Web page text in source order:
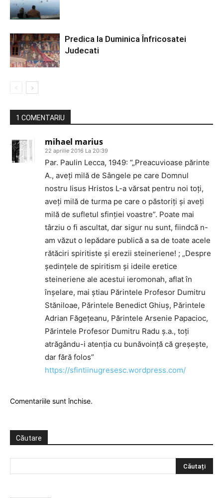
Predica la Duminica Înfricosatei
Judecati
1 COMENTARIU
mihael marius
22 aprilie 2016 La 20:39
Par. Paulin Lecca, 1949: “„Preacuvioase părinte
A., aveți milă de Sângele pe care Domnul
nostru Iisus ‎Hristos L-a vărsat pentru noi ‎toți,
aveți milă de turma pe care o păstoriți și aveți
‎milă de sufletul sfinției voastre”. Poate mai
târziu o fi ascultat, dar sigur ‎nu sunt, ‎fiindcă n-
am văzut o lepădare publică a sa de toate ‎acele
rătăciri spiritiste și erezii ‎steineriene! ; „Despre
ședințele de spiritism și ideile eretice
steineriene ale acestui ieromonah, ‎aflat în
înșelare, mai știau Părintele Profesor Dumitru
Stăniloae, ‎Părintele ‎Benedict Ghiuș, Părintele
Adrian Făgețeanu, Părintele Arsenie ‎Papacioc,
‎Părintele Profesor Dumitru Radu ș.a., toți
atrăgându-i atenția cu ‎bunăvoință că ‎greșește,
dar fără folos”
https://sfintiinugresesc.wordpress.com/
Comentariile sunt închise.
Căutare